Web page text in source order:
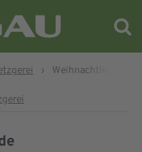
› Weihnachtliche